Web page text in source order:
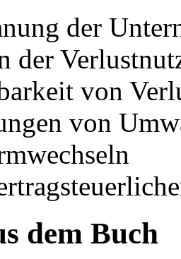
der
der
von
von
dem Buch